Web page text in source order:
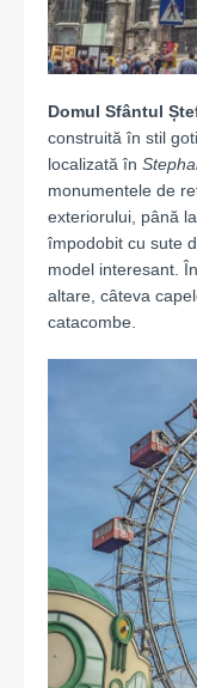
Domul Sfântul
construită în stil
localizată în
monumentele de
exteriorului, până
împodobit cu sute
model interesant.
altare, câteva
catacombe.